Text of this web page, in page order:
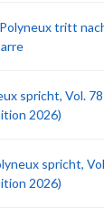
Polyneux tritt
spricht, Vol. 78
2026)
spricht,
2026)